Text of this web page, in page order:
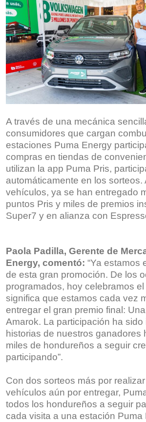
A través de una mecánica
consumidores que cargan
estaciones Puma Energy
compras en tiendas de
utilizan la app Puma Pris,
automáticamente en los sorteos.
vehículos, ya se han entregado
puntos Pris y miles de premios
Super7 y en alianza con
Paola Padilla, Gerente de
Energy, comentó: “Ya estamos
de esta gran promoción. De los
programados, hoy celebramos
significa que estamos cada vez
entregar el gran premio final:
Amarok. La participación ha sido
historias de nuestros ganadores
miles de hondureños a seguir
participando”.
Con dos sorteos más por
vehículos aún por entregar,
todos los hondureños a seguir
cada visita a una estación Puma